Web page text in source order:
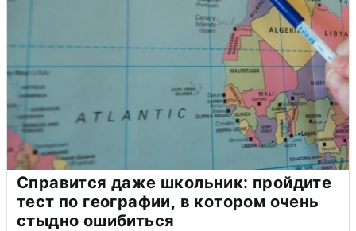
Справится даже школьник: пройдите
тест по географии, в котором очень
стыдно ошибиться